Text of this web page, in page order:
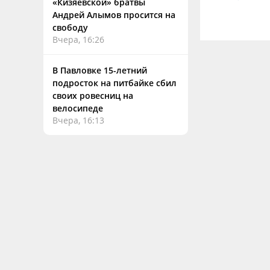
Андрей Алымов просится на
свободу
Вчера, 16:26
В Павловке 15-летний
подросток на питбайке сбил
своих ровесниц на
велосипеде
Вчера, 16:13